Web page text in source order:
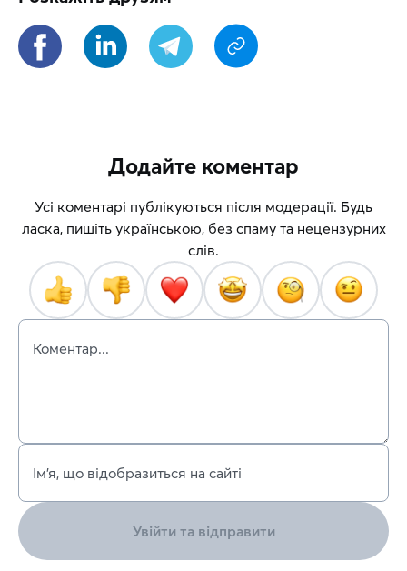
Додайте коментар
Усі коментарі публікуються після модерації. Будь
ласка, пишіть українською, без спаму та нецензурних
слів.
Коментар...
Ім’я, що відобразиться на сайті
Увійти та відправити